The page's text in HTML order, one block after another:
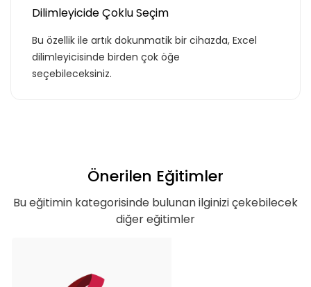
Dilimleyicide Çoklu Seçim
Bu özellik ile artık dokunmatik bir cihazda, Excel
dilimleyicisinde birden çok öğe
seçebileceksiniz.
Önerilen Eğitimler
Bu eğitimin kategorisinde bulunan ilginizi çekebilecek
diğer eğitimler